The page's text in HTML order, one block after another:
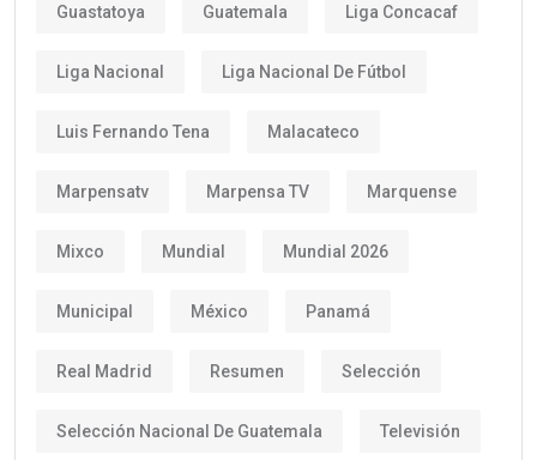
Guastatoya Guatemala Liga Concacaf
Liga Nacional Liga Nacional De Fútbol
Luis Fernando Tena Malacateco
Marpensatv Marpensa TV Marquense
Mixco Mundial Mundial 2026
Municipal México Panamá
Real Madrid Resumen Selección
Selección Nacional De Guatemala Televisión